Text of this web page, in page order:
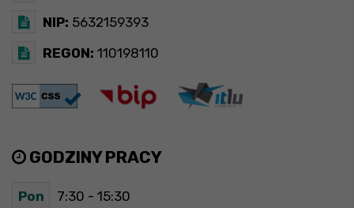
NIP: 5632159393
REGON: 110198110
GODZINY PRACY
Pon 7:30 - 15:30